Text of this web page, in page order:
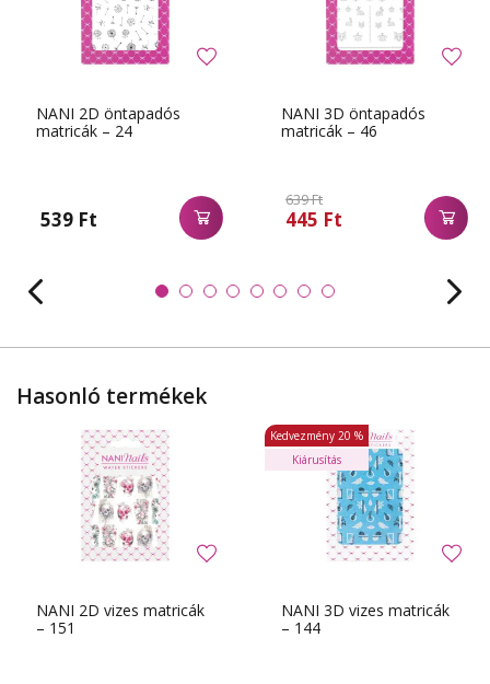
NANI 2D öntapadós
matricák – 24
539 Ft
NANI 3D öntapadós
matricák – 46
639 Ft
445 Ft
Hasonló termékek
NANI 2D vizes matricák
– 151
NANI 3D vizes matricák
– 144
Kedvezmény 20 %
Kiárusítás